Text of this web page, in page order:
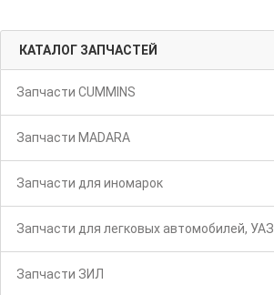
КАТАЛОГ ЗАПЧАСТЕЙ
Запчасти CUMMINS
Запчасти MADARA
Запчасти для иномарок
Запчасти для легковых автомобилей, УАЗ
Запчасти ЗИЛ